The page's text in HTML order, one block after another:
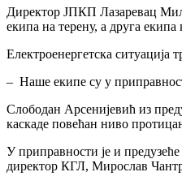
Директор ЈПКП Лазаревац
екипа на терену, а друга
Електроенергетска
– Наше екипе су у
Слободан Арсенијевић из
каскаде повећан ниво
У приправности је и
директор КГЛ, Мирослав